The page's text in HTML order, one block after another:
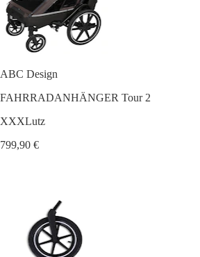
ABC Design
FAHRRADANHÄNGER Tour 2
XXXLutz
799,90 €